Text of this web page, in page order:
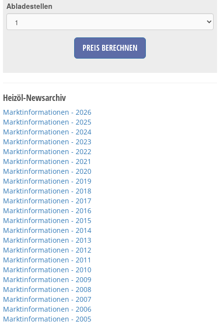
Abladestellen
PREIS BERECHNEN
Heizöl-Newsarchiv
Marktinformationen - 2026
Marktinformationen - 2025
Marktinformationen - 2024
Marktinformationen - 2023
Marktinformationen - 2022
Marktinformationen - 2021
Marktinformationen - 2020
Marktinformationen - 2019
Marktinformationen - 2018
Marktinformationen - 2017
Marktinformationen - 2016
Marktinformationen - 2015
Marktinformationen - 2014
Marktinformationen - 2013
Marktinformationen - 2012
Marktinformationen - 2011
Marktinformationen - 2010
Marktinformationen - 2009
Marktinformationen - 2008
Marktinformationen - 2007
Marktinformationen - 2006
Marktinformationen - 2005